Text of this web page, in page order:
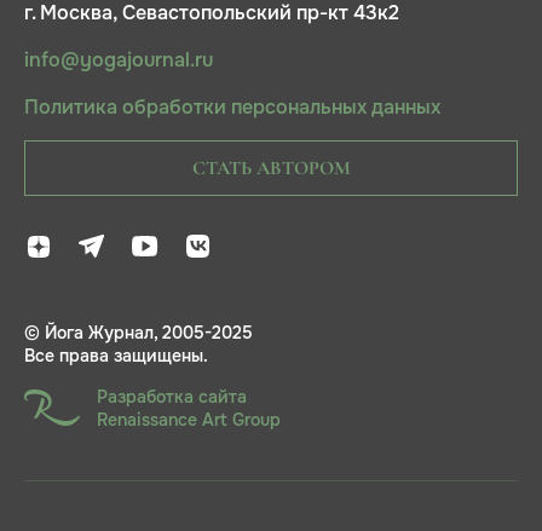
г. Москва, Севастопольский пр-кт 43к2
info@yogajournal.ru
Политика обработки персональных данных
СТАТЬ АВТОРОМ
© Йога Журнал, 2005-2025
Все права защищены.
Разработка сайта
Renaissance Art Group